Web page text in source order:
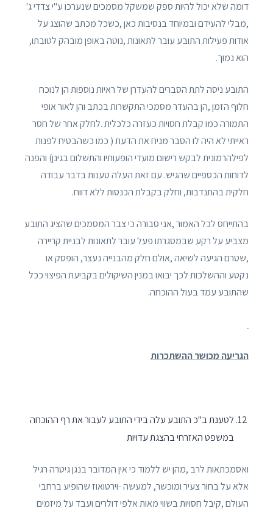
דומה שלא יכול להיות ספק שמשקל מסמכים שנערכו ע"י צדדי ג'
,מבלי להעידם ובמיוחד בנסיבות כאן ,כשכל מכתב שהוצג על
אודות פעילות התובע עובר לתאונות ,נוטה באופן מובהק לטובתו,
הוא נמוך.
התובע ניסה לתת הסברים להעדרן של ראיות נוספות הן לנוכח
חלוף הזמן ,הן בהעדר מסמכי התקשרות בכתב והן לאור אופי
התמורה כמו קבלת חסויות כעזרה כלכלית .לחלק אחר של חסר
ראייתי לא היה לו הסבר מניח את הדעת ( כמו כשהבטיח לפנות
לפילהרמונית לבקש רישום מועדי הופעותיו והתשלום בגינן) והפנה
לדוחות הכספיים שהגיש. עם זאת העלה טענות בדבר עבודה
חלקית בהתנדבות, וחלק בקבלת הכנסות ללא דווח.
בהתייחס לכל האמור ,אני סבורה כי צבר המסמכים שהציג התובע
מצביע על רקע שבמסגרתו פעל עובר לתאונות לבניית קריירה
,שטרם הגיעה לשיאה ,אולם חלק מהבנייה נעצר, הופסק או
נקטע וההשלכות לכך יבואו במנין השיקולים בקביעת הפיצוי ככל
שהתובע עמד בעול ההוכחה.
הגריעה מכושר ההשתכרות
לטענת ב"כ התובע עלה בידי התובע לעבור את רף ההוכחה
במשפט האזרחי בהצגת עדויות
ואסמכתאות לרב ,מהן יש ללמוד כי אין המדובר בנגן גיטרה רגיל
אלא על בחור צעיר ומוכשר, למעשה -וירטואוז שהופיע ברחבי
העולם ,קיבל חסויות בשווי מאות אלפי דולרים ועבד על מיזמים